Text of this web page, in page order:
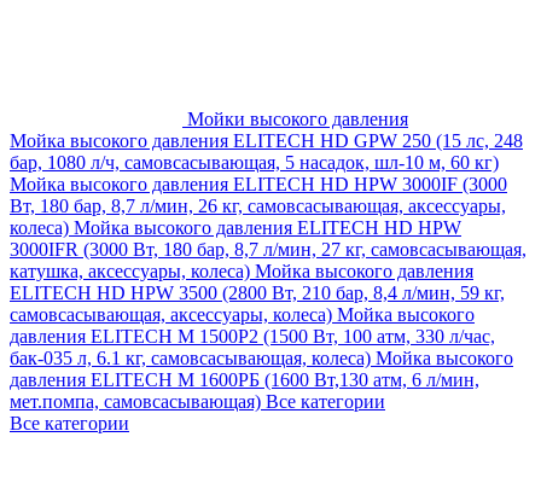
Мойки высокого давления
Мойка высокого давления ELITECH HD GPW 250 (15 лс, 248
бар, 1080 л/ч, самовсасывающая, 5 насадок, шл-10 м, 60 кг)
Мойка высокого давления ELITECH HD HPW 3000IF (3000
Вт, 180 бар, 8,7 л/мин, 26 кг, самовсасывающая, аксессуары,
колеса) Мойка высокого давления ELITECH HD HPW
3000IFR (3000 Вт, 180 бар, 8,7 л/мин, 27 кг, самовсасывающая,
катушка, аксессуары, колеса) Мойка высокого давления
ELITECH HD HPW 3500 (2800 Вт, 210 бар, 8,4 л/мин, 59 кг,
самовсасывающая, аксессуары, колеса) Мойка высокого
давления ELITECH M 1500P2 (1500 Вт, 100 атм, 330 л/час,
бак-035 л, 6.1 кг, самовсасывающая, колеса) Мойка высокого
давления ELITECH М 1600РБ (1600 Вт,130 атм, 6 л/мин,
мет.помпа, самовсасывающая) Все категории
Все категории